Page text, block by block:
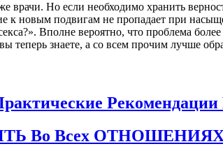
Но если необходимо хранить
к новым подвигам не пропадает при
Вполне вероятно, что проблема
теперь знаете, а со всем прочим лучше
Рекомендации
Во Всех